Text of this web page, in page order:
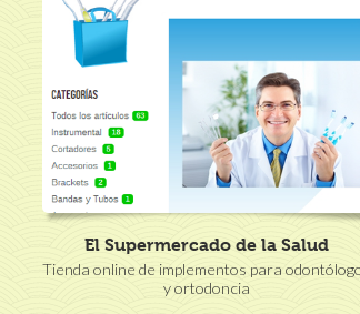
El Supermercado de la Salud
Tienda online de implementos para
y ortodoncia